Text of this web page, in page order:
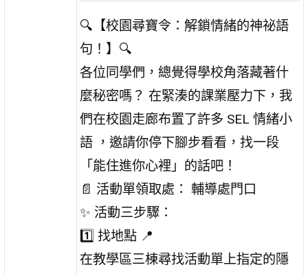
🔍【校園尋寶令：解鎖情緒的神祕語
句！】🔍
各位同學們，總覺得學校角落藏著什
麼秘密嗎？ 在緊湊的課業壓力下，我
們在校園走廊布置了許多 SEL 情緒小
語 ，邀請你停下腳步看看，找一段
「能住進你心裡」的話吧！
📄 活動單領取處： 輔導處門口
✨ 活動三步驟：
1️⃣ 找地點 📍
在教學區三棟尋找活動單上指定的隱